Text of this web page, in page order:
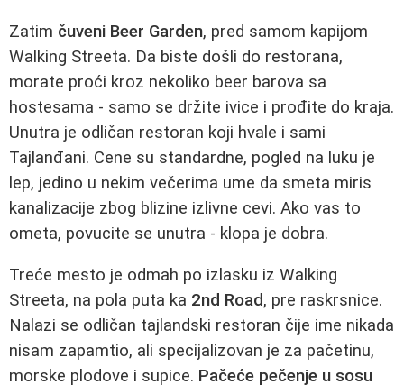
Zatim čuveni Beer Garden, pred samom kapijom
Walking Streeta. Da biste došli do restorana,
morate proći kroz nekoliko beer barova sa
hostesama - samo se držite ivice i prođite do kraja.
Unutra je odličan restoran koji hvale i sami
Tajlanđani. Cene su standardne, pogled na luku je
lep, jedino u nekim večerima ume da smeta miris
kanalizacije zbog blizine izlivne cevi. Ako vas to
ometa, povucite se unutra - klopa je dobra.
Treće mesto je odmah po izlasku iz Walking
Streeta, na pola puta ka 2nd Road, pre raskrsnice.
Nalazi se odličan tajlandski restoran čije ime nikada
nisam zapamtio, ali specijalizovan je za pačetinu,
morske plodove i supice. Pačeće pečenje u sosu